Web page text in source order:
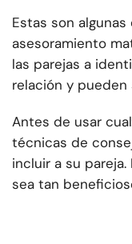
Estas son
asesoramiento
las parejas a
relación y pueden
Antes de usar
técnicas de
incluir a su
sea tan